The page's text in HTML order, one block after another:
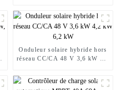
Onduleur solaire hybride hors
réseau CC/CA 48 V 3,6 kW 4,2